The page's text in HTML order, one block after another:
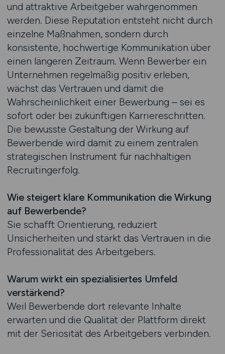
und attraktive Arbeitgeber wahrgenommen
werden. Diese Reputation entsteht nicht durch
einzelne Maßnahmen, sondern durch
konsistente, hochwertige Kommunikation über
einen längeren Zeitraum. Wenn Bewerber ein
Unternehmen regelmäßig positiv erleben,
wächst das Vertrauen und damit die
Wahrscheinlichkeit einer Bewerbung – sei es
sofort oder bei zukünftigen Karriereschritten.
Die bewusste Gestaltung der Wirkung auf
Bewerbende wird damit zu einem zentralen
strategischen Instrument für nachhaltigen
Recruitingerfolg.
Wie steigert klare Kommunikation die Wirkung
auf Bewerbende?
Sie schafft Orientierung, reduziert
Unsicherheiten und stärkt das Vertrauen in die
Professionalität des Arbeitgebers.
Warum wirkt ein spezialisiertes Umfeld
verstärkend?
Weil Bewerbende dort relevante Inhalte
erwarten und die Qualität der Plattform direkt
mit der Seriosität des Arbeitgebers verbinden.